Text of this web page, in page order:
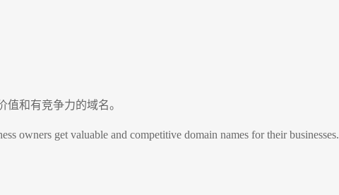
值和有竞争力的域名。
owners get valuable and competitive domain names for their businesses.